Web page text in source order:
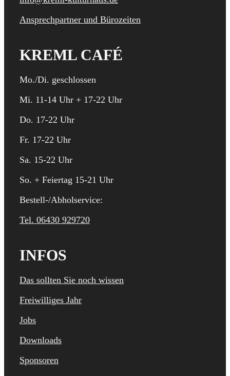
Ansprechpartner und Bürozeiten
KREML CAFÉ
Mo./Di. geschlossen
Mi. 11-14 Uhr + 17-22 Uhr
Do. 17-22 Uhr
Fr. 17-22 Uhr
Sa. 15-22 Uhr
So. + Feiertag 15-21 Uhr
Bestell-/Abholservice:
Tel. 06430 929720
INFOS
Das sollten Sie noch wissen
Freiwilliges Jahr
Jobs
Downloads
Sponsoren